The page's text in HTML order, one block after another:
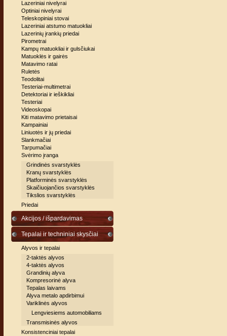
Lazeriniai nivelyrai
Optiniai nivelyrai
Teleskopiniai stovai
Lazeriniai atstumo matuokliai
Lazerinių įrankių priedai
Pirometrai
Kampų matuokliai ir gulsčiukai
Matuoklės ir gairės
Matavimo ratai
Ruletės
Teodolitai
Testeriai-multimetrai
Detektoriai ir ieškikliai
Testeriai
Videoskopai
Kiti matavimo prietaisai
Kampainiai
Liniuotės ir jų priedai
Slankmačiai
Tarpumačiai
Svėrimo įranga
Grindinės svarstyklės
Kranų svarstyklės
Platforminės svarstyklės
Skaičiuojančios svarstyklės
Tikslios svarstyklės
Priedai
Akcijos / išpardavimas
Tepalai ir techniniai skysčiai
Alyvos ir tepalai
2-taktės alyvos
4-taktės alyvos
Grandinių alyva
Kompresorinė alyva
Tepalas laivams
Alyva metalo apdirbimui
Variklinės alyvos
Lengviesiems automobiliams
Transmisinės alyvos
Konsistenciniai tepalai